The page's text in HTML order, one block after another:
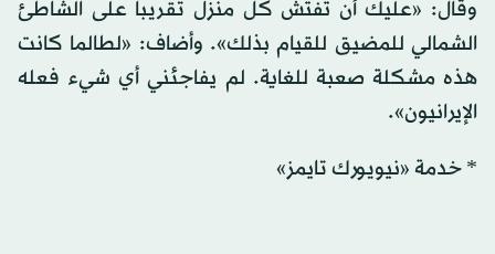
وقال: «عليك أن تفتش كل منزل تقريباً على الشاطئ
الشمالي للمضيق للقيام بذلك». وأضاف: «لطالما كانت
هذه مشكلة صعبة للغاية. لم يفاجئني أي شيء فعله
الإيرانيون».
* خدمة «نيويورك تايمز»